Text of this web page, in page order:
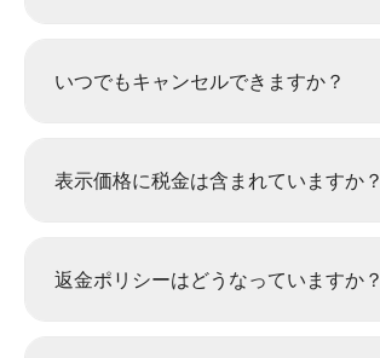
いつでもキャンセルできますか？
表示価格に税金は含まれていますか？
返金ポリシーはどうなっていますか？